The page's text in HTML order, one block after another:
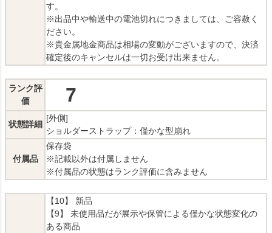
す。
※出品中や輸送中の電池切れにつきましては、ご容赦く
ださい。
※貴金属地金商品は相場の変動がございますので、決済
確定後のキャンセルは一切お受け出来ません。
ランク評
価
7
状態詳細
[外側]
ショルダーストラップ：僅かな型崩れ
付属品
保存袋
※記載以外は付属しません
※付属品の状態はランク評価に含みません
【10】 新品
【9】 未使用品だが展示や保管による僅かな状態変化の
ある商品